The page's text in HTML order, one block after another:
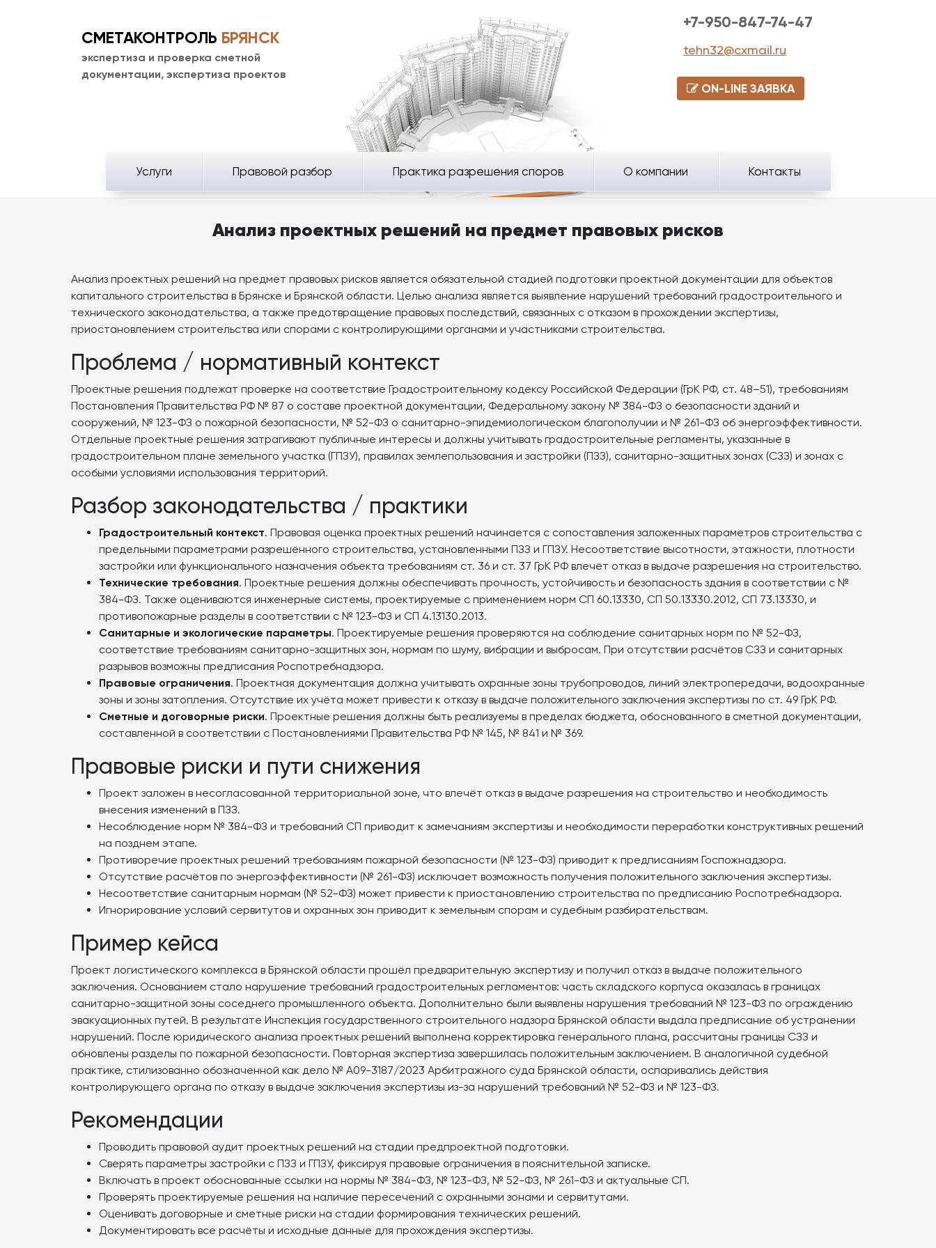
СМЕТАКОНТРОЛЬ БРЯНСК
экспертиза и проверка сметной
документации, экспертиза проектов
+7-950-847-74-47
tehn32@cxmail.ru
ON-LINE ЗАЯВКА
Услуги Правовой разбор Практика разрешения споров О компании Контакты
Анализ проектных решений на предмет правовых рисков
Анализ проектных решений на предмет правовых рисков является обязательной стадией подготовки проектной документации для объектов
капитального строительства в Брянске и Брянской области. Целью анализа является выявление нарушений требований градостроительного и
технического законодательства, а также предотвращение правовых последствий, связанных с отказом в прохождении экспертизы,
приостановлением строительства или спорами с контролирующими органами и участниками строительства.
Проблема / нормативный контекст
Проектные решения подлежат проверке на соответствие Градостроительному кодексу Российской Федерации (ГрК РФ, ст. 48–51), требованиям
Постановления Правительства РФ № 87 о составе проектной документации, Федеральному закону № 384-ФЗ о безопасности зданий и
сооружений, № 123-ФЗ о пожарной безопасности, № 52-ФЗ о санитарно-эпидемиологическом благополучии и № 261-ФЗ об энергоэффективности.
Отдельные проектные решения затрагивают публичные интересы и должны учитывать градостроительные регламенты, указанные в
градостроительном плане земельного участка (ГПЗУ), правилах землепользования и застройки (ПЗЗ), санитарно-защитных зонах (СЗЗ) и зонах с
особыми условиями использования территорий.
Разбор законодательства / практики
Градостроительный контекст. Правовая оценка проектных решений начинается с сопоставления заложенных параметров строительства с
предельными параметрами разрешённого строительства, установленными ПЗЗ и ГПЗУ. Несоответствие высотности, этажности, плотности
застройки или функционального назначения объекта требованиям ст. 36 и ст. 37 ГрК РФ влечёт отказ в выдаче разрешения на строительство.
Технические требования. Проектные решения должны обеспечивать прочность, устойчивость и безопасность здания в соответствии с №
384-ФЗ. Также оцениваются инженерные системы, проектируемые с применением норм СП 60.13330, СП 50.13330.2012, СП 73.13330, и
противопожарные разделы в соответствии с № 123-ФЗ и СП 4.13130.2013.
Санитарные и экологические параметры. Проектируемые решения проверяются на соблюдение санитарных норм по № 52-ФЗ,
соответствие требованиям санитарно-защитных зон, нормам по шуму, вибрации и выбросам. При отсутствии расчётов СЗЗ и санитарных
разрывов возможны предписания Роспотребнадзора.
Правовые ограничения. Проектная документация должна учитывать охранные зоны трубопроводов, линий электропередачи, водоохранные
зоны и зоны затопления. Отсутствие их учёта может привести к отказу в выдаче положительного заключения экспертизы по ст. 49 ГрК РФ.
Сметные и договорные риски. Проектные решения должны быть реализуемы в пределах бюджета, обоснованного в сметной документации,
составленной в соответствии с Постановлениями Правительства РФ № 145, № 841 и № 369.
Правовые риски и пути снижения
Проект заложен в несогласованной территориальной зоне, что влечёт отказ в выдаче разрешения на строительство и необходимость
внесения изменений в ПЗЗ.
Несоблюдение норм № 384-ФЗ и требований СП приводит к замечаниям экспертизы и необходимости переработки конструктивных решений
на позднем этапе.
Противоречие проектных решений требованиям пожарной безопасности (№ 123-ФЗ) приводит к предписаниям Госпожнадзора.
Отсутствие расчётов по энергоэффективности (№ 261-ФЗ) исключает возможность получения положительного заключения экспертизы.
Несоответствие санитарным нормам (№ 52-ФЗ) может привести к приостановлению строительства по предписанию Роспотребнадзора.
Игнорирование условий сервитутов и охранных зон приводит к земельным спорам и судебным разбирательствам.
Пример кейса
Проект логистического комплекса в Брянской области прошёл предварительную экспертизу и получил отказ в выдаче положительного
заключения. Основанием стало нарушение требований градостроительных регламентов: часть складского корпуса оказалась в границах
санитарно-защитной зоны соседнего промышленного объекта. Дополнительно были выявлены нарушения требований № 123-ФЗ по ограждению
эвакуационных путей. В результате Инспекция государственного строительного надзора Брянской области выдала предписание об устранении
нарушений. После юридического анализа проектных решений выполнена корректировка генерального плана, рассчитаны границы СЗЗ и
обновлены разделы по пожарной безопасности. Повторная экспертиза завершилась положительным заключением. В аналогичной судебной
практике, стилизованно обозначенной как дело № А09-3187/2023 Арбитражного суда Брянской области, оспаривались действия
контролирующего органа по отказу в выдаче заключения экспертизы из-за нарушений требований № 52-ФЗ и № 123-ФЗ.
Рекомендации
Проводить правовой аудит проектных решений на стадии предпроектной подготовки.
Сверять параметры застройки с ПЗЗ и ГПЗУ, фиксируя правовые ограничения в пояснительной записке.
Включать в проект обоснованные ссылки на нормы № 384-ФЗ, № 123-ФЗ, № 52-ФЗ, № 261-ФЗ и актуальные СП.
Проверять проектируемые решения на наличие пересечений с охранными зонами и сервитутами.
Оценивать договорные и сметные риски на стадии формирования технических решений.
Документировать все расчёты и исходные данные для прохождения экспертизы.